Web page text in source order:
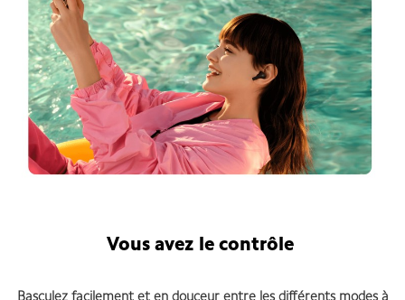
Vous avez le contrôle